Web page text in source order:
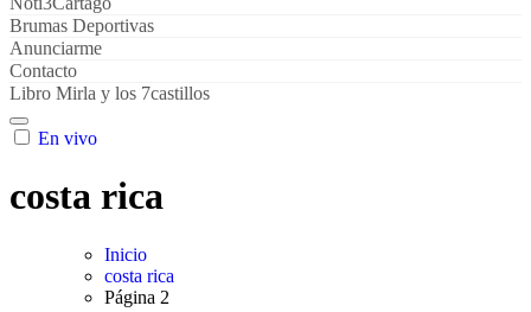
Brumas Deportivas
Anunciarme
Contacto
Libro Mirla y los 7castillos
En vivo
costa rica
Inicio
costa rica
Página 2